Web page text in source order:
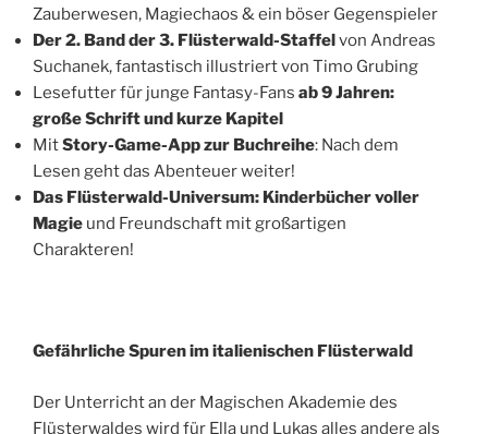
Zauberwesen, Magiechaos & ein böser Gegenspieler
Der 2. Band der 3. Flüsterwald-Staffelvon Andreas
Suchanek, fantastisch illustriert von Timo Grubing
Lesefutter für junge Fantasy-Fans ab 9 Jahren:
große Schrift und kurze Kapitel
MitStory-Game-App zur Buchreihe: Nach dem
Lesen geht das Abenteuer weiter!
Das Flüsterwald-Universum: Kinderbücher voller
Magie und Freundschaft mit großartigen
Charakteren!
Gefährliche Spuren im italienischen Flüsterwald
Der Unterricht an der Magischen Akademie des
Flüsterwaldes wird für Ella und Lukas alles andere als